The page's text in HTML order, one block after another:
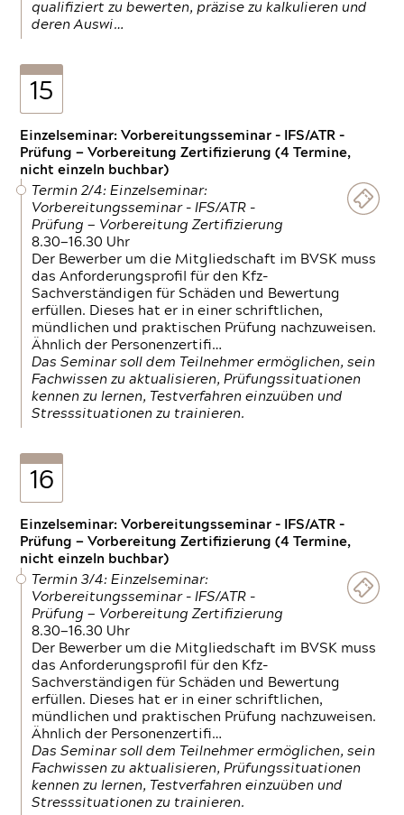
qualifiziert zu bewerten, präzise zu kalkulieren und
deren Auswi…
15
Einzelseminar: Vorbereitungsseminar - IFS/ATR -
Prüfung — Vorbereitung Zertifizierung (4 Termine,
nicht einzeln buchbar)
Termin 2/4: Einzelseminar:
Vorbereitungsseminar - IFS/ATR -
Prüfung — Vorbereitung Zertifizierung
8.30—16.30 Uhr
Der Bewerber um die Mitgliedschaft im BVSK muss
das Anforderungsprofil für den Kfz-
Sachverständigen für Schäden und Bewertung
erfüllen. Dieses hat er in einer schriftlichen,
mündlichen und praktischen Prüfung nachzuweisen.
Ähnlich der Personenzertifi…
Das Seminar soll dem Teilnehmer ermöglichen, sein
Fachwissen zu aktualisieren, Prüfungssituationen
kennen zu lernen, Testverfahren einzuüben und
Stresssituationen zu trainieren.
16
Einzelseminar: Vorbereitungsseminar - IFS/ATR -
Prüfung — Vorbereitung Zertifizierung (4 Termine,
nicht einzeln buchbar)
Termin 3/4: Einzelseminar:
Vorbereitungsseminar - IFS/ATR -
Prüfung — Vorbereitung Zertifizierung
8.30—16.30 Uhr
Der Bewerber um die Mitgliedschaft im BVSK muss
das Anforderungsprofil für den Kfz-
Sachverständigen für Schäden und Bewertung
erfüllen. Dieses hat er in einer schriftlichen,
mündlichen und praktischen Prüfung nachzuweisen.
Ähnlich der Personenzertifi…
Das Seminar soll dem Teilnehmer ermöglichen, sein
Fachwissen zu aktualisieren, Prüfungssituationen
kennen zu lernen, Testverfahren einzuüben und
Stresssituationen zu trainieren.